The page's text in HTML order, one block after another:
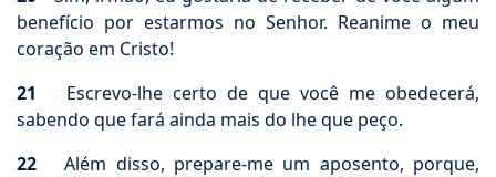
benefício por estarmos no Senhor. Reanime o meu
coração em Cristo!
21 Escrevo-lhe certo de que você me obedecerá,
sabendo que fará ainda mais do lhe que peço.
22 Além disso, prepare-me um aposento, porque,